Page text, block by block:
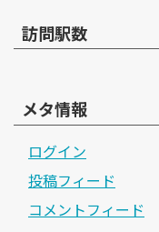
訪問駅数
メタ情報
ログイン
投稿フィード
コメントフィード